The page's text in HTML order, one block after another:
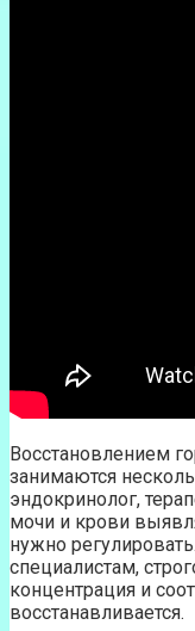
Восстановлением
занимаются
эндокринолог,
мочи и крови
нужно
специалистам,
концентрация и
восстанавливается.